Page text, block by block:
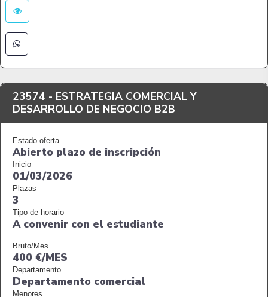
23574 - ESTRATEGIA COMERCIAL Y
DESARROLLO DE NEGOCIO B2B
Estado oferta
Abierto plazo de inscripción
Inicio
01/03/2026
Plazas
3
Tipo de horario
A convenir con el estudiante
Bruto/Mes
400 €/MES
Departamento
Departamento comercial
Menores